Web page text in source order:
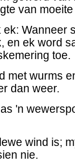
van
Wanneer
en ek word
toe.
met wurms
dan weer.
'n
wind is;
nie.